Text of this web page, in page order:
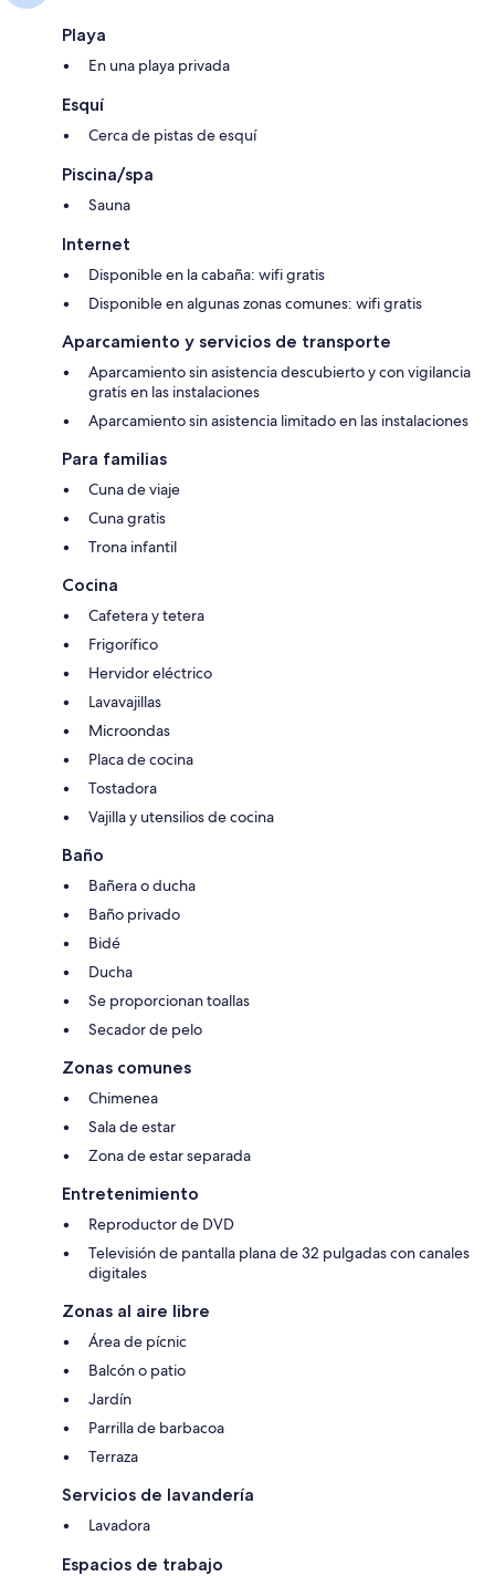
Playa
En una playa privada
Esquí
Cerca de pistas de esquí
Piscina/spa
Sauna
Internet
Disponible en la cabaña: wifi gratis
Disponible en algunas zonas comunes: wifi gratis
Aparcamiento y servicios de transporte
Aparcamiento sin asistencia descubierto y con vigilancia
gratis en las instalaciones
Aparcamiento sin asistencia limitado en las instalaciones
Para familias
Cuna de viaje
Cuna gratis
Trona infantil
Cocina
Cafetera y tetera
Frigorífico
Hervidor eléctrico
Lavavajillas
Microondas
Placa de cocina
Tostadora
Vajilla y utensilios de cocina
Baño
Bañera o ducha
Baño privado
Bidé
Ducha
Se proporcionan toallas
Secador de pelo
Zonas comunes
Chimenea
Sala de estar
Zona de estar separada
Entretenimiento
Reproductor de DVD
Televisión de pantalla plana de 32 pulgadas con canales
digitales
Zonas al aire libre
Área de pícnic
Balcón o patio
Jardín
Parrilla de barbacoa
Terraza
Servicios de lavandería
Lavadora
Espacios de trabajo